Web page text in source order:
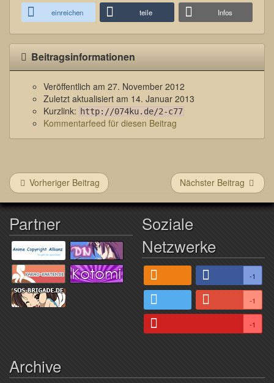
einreichen teile Infos
Beitragsinformationen
Veröffentlich am 27. November 2012
Zuletzt aktualisiert am 14. Januar 2013
Kurzlink: http://074ku.de/2-c77
Kommentarfeed für diesen Beitrag
Vorheriger Beitrag Nächster Beitrag
Partner
Soziale
Netzwerke
-1
-1
-1
Archive